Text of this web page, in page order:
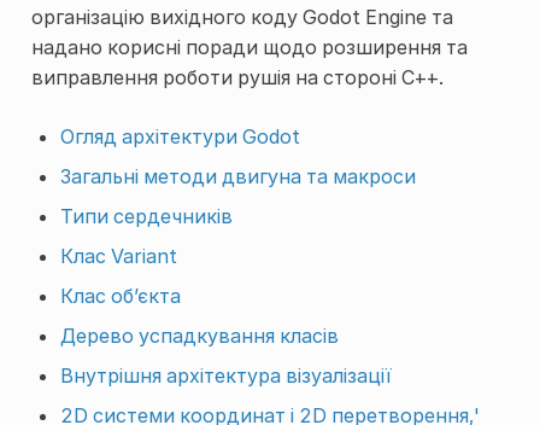
організацію вихідного коду Godot Engine та
надано корисні поради щодо розширення та
виправлення роботи рушія на стороні C++.
Огляд архітектури Godot
Загальні методи двигуна та макроси
Типи сердечників
Клас Variant
Клас об’єкта
Дерево успадкування класів
Внутрішня архітектура візуалізації
2D системи координат і 2D перетворення,'